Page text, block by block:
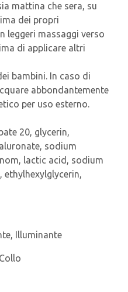
mattina che sera, su
dei propri
leggeri massaggi verso
di applicare altri
bambini. In caso di
abbondantemente
per uso esterno.
20, glycerin,
sodium
lactic acid, sodium
ethylhexylglycerin,
Illuminante